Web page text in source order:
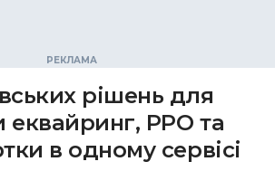
рішень для
РРО та
в одному сервісі